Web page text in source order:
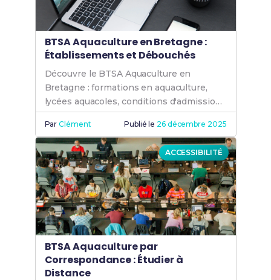
BTSA Aquaculture en Bretagne :
Établissements et Débouchés
Découvre le BTSA Aquaculture en
Bretagne : formations en aquaculture,
lycées aquacoles, conditions d'admission,
apprentissage et débouchés pour
devenir aquaculteur com.
ParClément Publié le 26 décembre 2025
ACCESSIBILITÉ
BTSA Aquaculture par
Correspondance : Étudier à
Distance